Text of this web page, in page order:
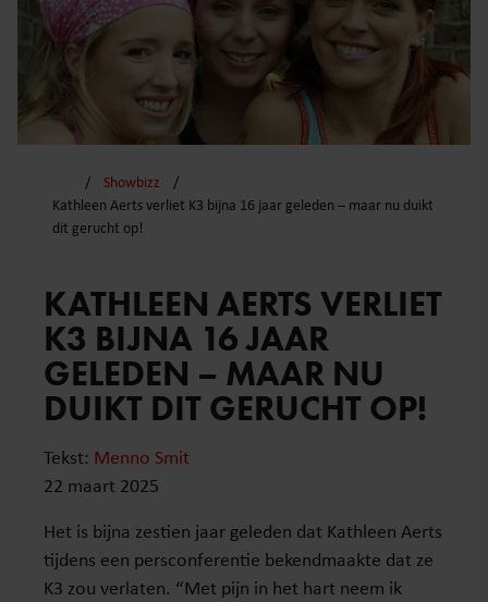
Showbizz
Kathleen Aerts verliet K3 bijna 16 jaar geleden – maar nu duikt
dit gerucht op!
KATHLEEN AERTS VERLIET
K3 BIJNA 16 JAAR
GELEDEN – MAAR NU
DUIKT DIT GERUCHT OP!
Tekst: Menno Smit
22 maart 2025
Het is bijna zestien jaar geleden dat Kathleen Aerts
tijdens een persconferentie bekendmaakte dat ze
K3 zou verlaten. “Met pijn in het hart neem ik